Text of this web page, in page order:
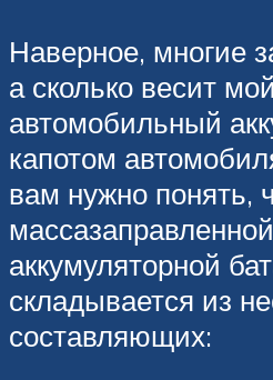
Наверное, многие
а сколько весит мой
автомобильный
капотом
вам нужно понять,
массазаправленной
аккумуляторной
складывается из
составляющих: